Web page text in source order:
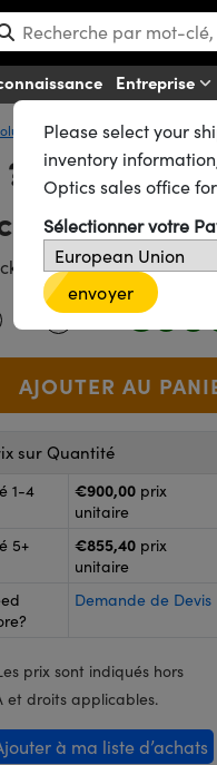
Entreprise
Mires à Assemblées
de Mires
sur
#58-835 1 In Stock
Selector
Use the plus and
+
sur Quantité
1-4 €900,00 prix
unitaire
5+
€855,40 prix
unitaire
Demande de Devis
prix sont indiqués hors
et droits applicables.
à ma liste d’achats
Please select your
inventory
Optics sales office
Sélectionner votre
envoyer